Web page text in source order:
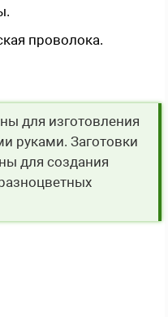
проволока.
для изготовления
руками. Заготовки
для создания